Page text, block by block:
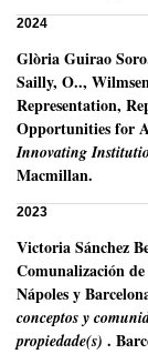
2024
Glòria Guirao Soro
Sailly, O..,
Representation,
Opportunities for
Innovating
Macmillan.
2023
Victoria Sánchez
Comunalización
Nápoles y
conceptos y
propiedade(s) .